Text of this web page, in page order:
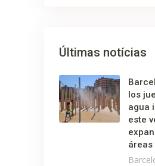
Últimas notícias
los
agua
este
áreas